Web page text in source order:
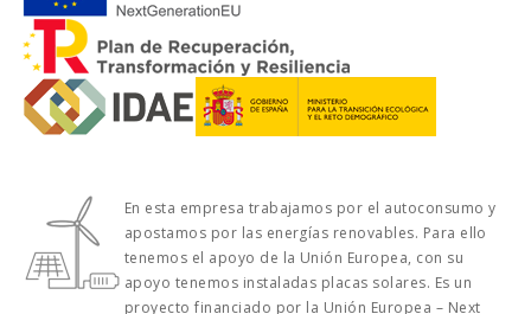
En esta empresa trabajamos por el autoconsumo y
apostamos por las energías renovables. Para ello
tenemos el apoyo de la Unión Europea, con su
apoyo tenemos instaladas placas solares. Es un
proyecto financiado por la Unión Europea – Next